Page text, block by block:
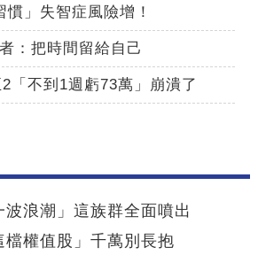
」失智症風險增！
：把時間留給自己
「不到1週虧73萬」崩潰了
浪潮」這族群全面噴出
權值股」千萬別長抱